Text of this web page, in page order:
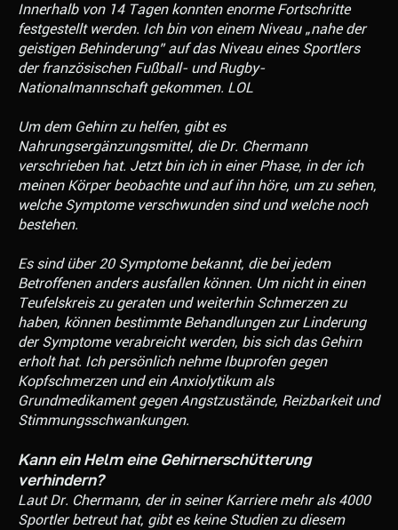
Innerhalb von 14 Tagen konnten enorme Fortschritte
festgestellt werden. Ich bin von einem Niveau „nahe der
geistigen Behinderung” auf das Niveau eines Sportlers
der französischen Fußball- und Rugby-
Nationalmannschaft gekommen. LOL
Um dem Gehirn zu helfen, gibt es
Nahrungsergänzungsmittel, die Dr. Chermann
verschrieben hat. Jetzt bin ich in einer Phase, in der ich
meinen Körper beobachte und auf ihn höre, um zu sehen,
welche Symptome verschwunden sind und welche noch
bestehen.
Es sind über 20 Symptome bekannt, die bei jedem
Betroffenen anders ausfallen können. Um nicht in einen
Teufelskreis zu geraten und weiterhin Schmerzen zu
haben, können bestimmte Behandlungen zur Linderung
der Symptome verabreicht werden, bis sich das Gehirn
erholt hat. Ich persönlich nehme Ibuprofen gegen
Kopfschmerzen und ein Anxiolytikum als
Grundmedikament gegen Angstzustände, Reizbarkeit und
Stimmungsschwankungen.
Kann ein Helm eine Gehirnerschütterung
verhindern?
Laut Dr. Chermann, der in seiner Karriere mehr als 4000
Sportler betreut hat, gibt es keine Studien zu diesem